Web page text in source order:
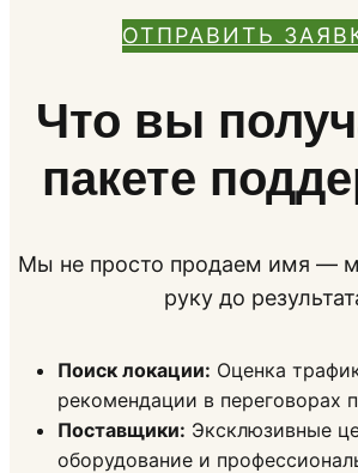
ОТПРАВИТЬ
Что вы
пакете
Мы не просто продаем имя —
руку до
Поиск локации: Оценка
рекомендации в переговорах
Поставщики: Эксклюзивные
оборудование и